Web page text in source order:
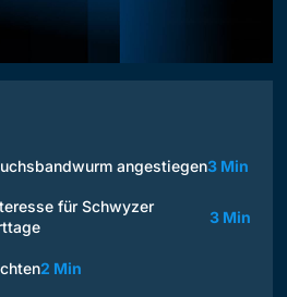
angestiegen3 Min
für Schwyzer
3 Min
2 Min